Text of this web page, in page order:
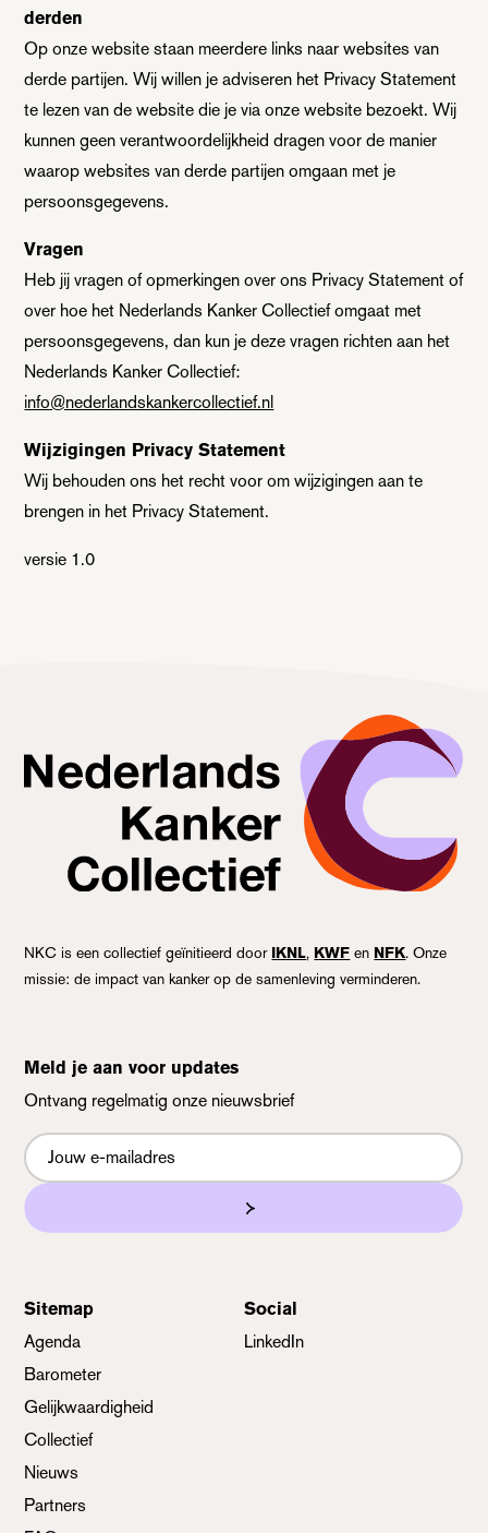
derden
Op onze website staan meerdere links naar websites van
derde partijen. Wij willen je adviseren het Privacy Statement
te lezen van de website die je via onze website bezoekt. Wij
kunnen geen verantwoordelijkheid dragen voor de manier
waarop websites van derde partijen omgaan met je
persoonsgegevens.
Vragen
Heb jij vragen of opmerkingen over ons Privacy Statement of
over hoe het Nederlands Kanker Collectief omgaat met
persoonsgegevens, dan kun je deze vragen richten aan het
Nederlands Kanker Collectief:
info@nederlandskankercollectief.nl
Wijzigingen Privacy Statement
Wij behouden ons het recht voor om wijzigingen aan te
brengen in het Privacy Statement.
versie 1.0
Nederlands Kanker Collectief, terug naar de homepagina
NKC is een collectief geïnitieerd door IKNL, KWF en NFK. Onze
missie: de impact van kanker op de samenleving verminderen.
Sitemap
Agenda
Barometer
Gelijkwaardigheid
Collectief
Nieuws
Partners
Social
LinkedIn
Meld je aan voor updates
Ontvang regelmatig onze nieuwsbrief
Nieuwsbrief